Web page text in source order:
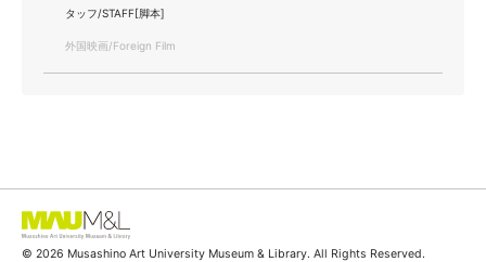
タッフ/STAFF[脚本]
外国映画/Foreign Film
© 2026 Musashino Art University Museum & Library. All Rights Reserved.